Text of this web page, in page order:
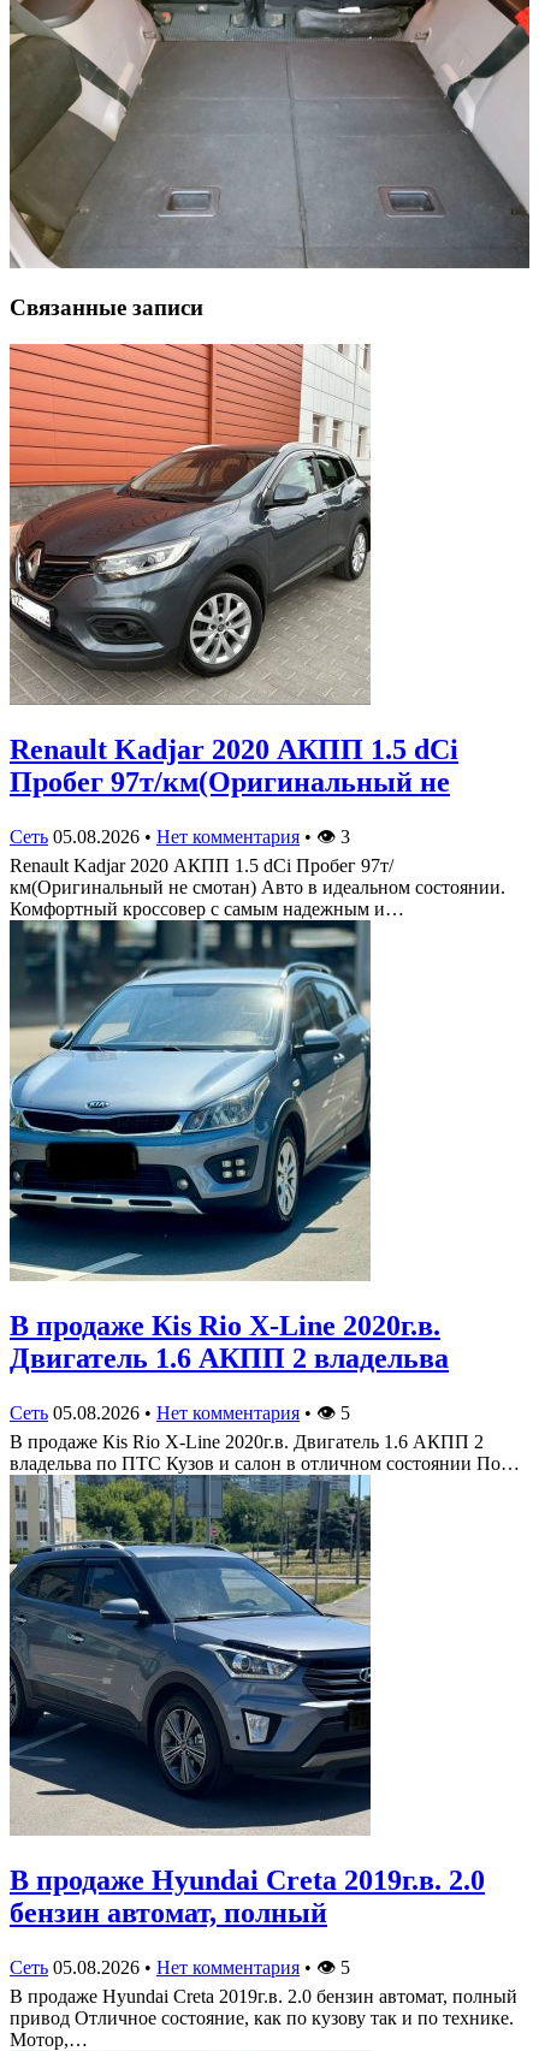
Связанные записи
Renault Kadjar 2020 АКПП 1.5 dCi
Пробег 97т/км(Оригинальный не
Сеть 05.08.2026 • Нет комментария • 👁 3
Renault Kadjar 2020 АКПП 1.5 dCi Пробег 97т/
км(Оригинальный не смотан) Авто в идеальном состоянии.
Комфортный кроссовер с самым надежным и…
В продаже Кis Rio X-Line 2020г.в.
Двигатель 1.6 АКПП 2 владельва
Сеть 05.08.2026 • Нет комментария • 👁 5
В продаже Кis Rio X-Line 2020г.в. Двигатель 1.6 АКПП 2
владельва по ПТС Кузов и салон в отличном состоянии По…
В продаже Hyundai Creta 2019г.в. 2.0
бензин автомат, полный
Сеть 05.08.2026 • Нет комментария • 👁 5
В продаже Hyundai Creta 2019г.в. 2.0 бензин автомат, полный
привод Отличное состояние, как по кузову так и по технике.
Мотор,…